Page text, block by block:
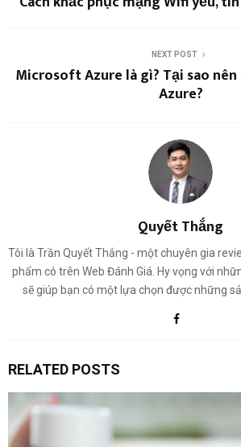
NEXT POST
Microsoft Azure là gì? Tại sao
Azure?
Quyết Thắng
Tôi là Trần Quyết Thắng - một chuyên gia
phẩm có trên Web Đánh Giá. Hy vọng với
sẽ giúp bạn có một lựa chọn được những
RELATED POSTS